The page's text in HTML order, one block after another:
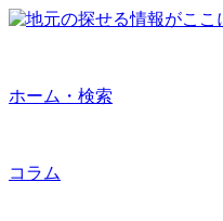
ホーム・検索
コラム